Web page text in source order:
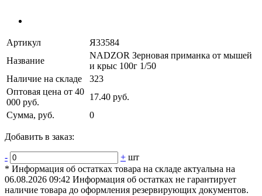
Артикул
Я33584
Название
NADZOR Зерновая приманка от мышей
и крыс 100г 1/50
Наличие на складе
323
Оптовая цена от 40
000 руб.
17.40 руб.
Сумма, руб.
0
Добавить в заказ:
- + шт
* Информация об остатках товара на складе актуальна на
06.08.2026 09:42 Информация об остатках не гарантирует
наличие товара до оформления резервирующих документов.